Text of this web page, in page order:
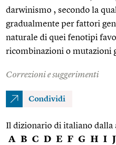
darwinismo , secondo la
gradualmente per fattori
naturale di quei fenotipi
ricombinazioni o mutazioni
Correzioni e suggerimenti
Condividi
Il dizionario di italiano dalla
A B C D E F G H I J